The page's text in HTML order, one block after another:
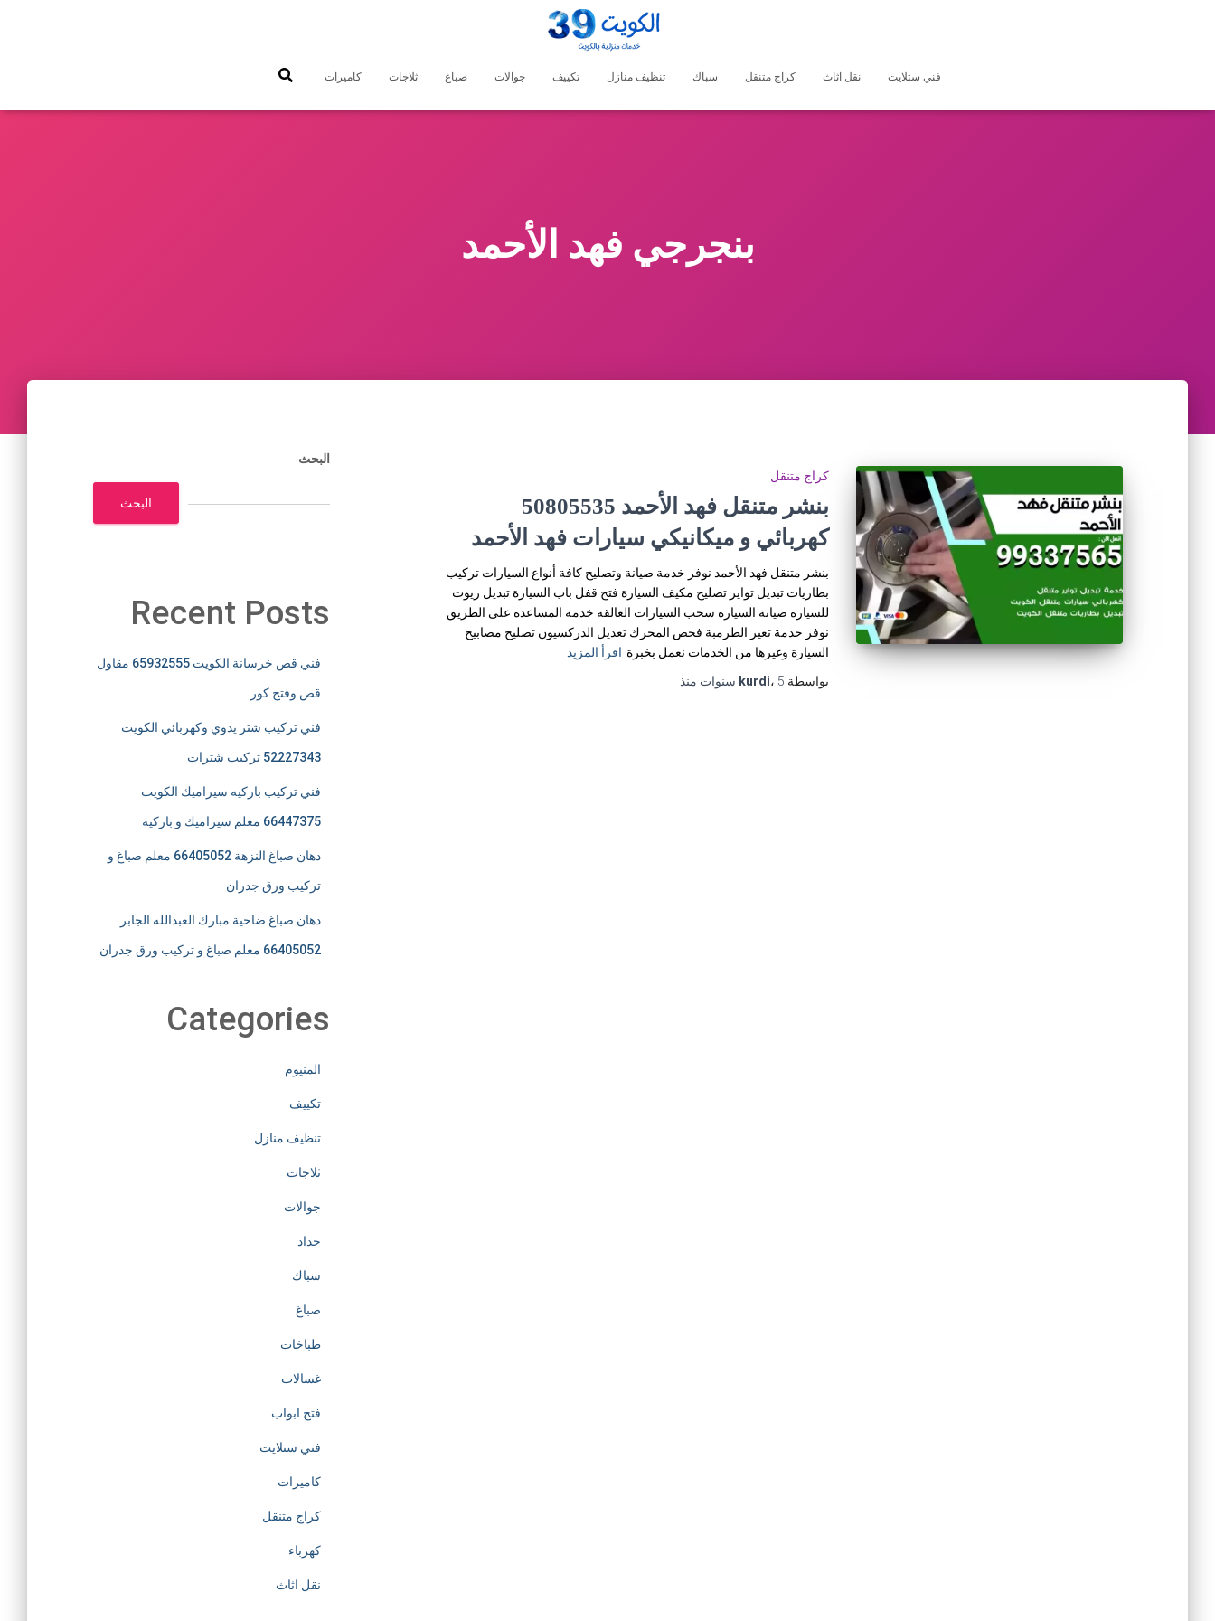
فني ستلايت نقل اثاث كراج متنقل سباك تنظيف منازل تكييف جوالات صباغ ثلاجات كاميرات
بنجرجي فهد الأحمد
كراج متنقل
كهربائي و ميكانيكي سيارات فهد الأحمد
بنشر متنقل فهد الأحمد نوفر خدمة صيانة وتصليح كافة أنواع السيارات تركيب
بطاريات تبديل تواير تصليح مكيف السيارة فتح قفل باب السيارة تبديل زيوت
للسيارة صيانة السيارة سحب السيارات العالقة خدمة المساعدة على الطريق
نوفر خدمة تغير الطرمبة فحص المحرك تعديل الدركسيون تصليح مصابيح
السيارة وغيرها من الخدمات نعمل بخبرة اقرأ المزيد
بواسطة
kurdi، 5 سنوات منذ
البحث
البحث
Recent Posts
فني قص خرسانة الكويت 65932555 مقاول
قص وفتح كور
فني تركيب شتر يدوي وكهربائي الكويت
52227343 تركيب شترات
فني تركيب باركيه سيراميك الكويت
66447375 معلم سيراميك و باركيه
دهان صباغ النزهة 66405052 معلم صباغ و
تركيب ورق جدران
دهان صباغ ضاحية مبارك العبدالله الجابر
66405052 معلم صباغ و تركيب ورق جدران
Categories
المنيوم
تكييف
تنظيف منازل
ثلاجات
جوالات
حداد
سباك
صباغ
طباخات
غسالات
فتح ابواب
فني ستلايت
كاميرات
كراج متنقل
كهرباء
نقل اثاث